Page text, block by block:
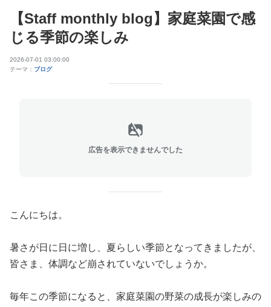
【Staff monthly blog】家庭菜園で感
じる季節の楽しみ
2026-07-01 03:00:00
テーマ： ブログ
広告を表示できませんでした
こんにちは。
暑さが日に日に増し、夏らしい季節となってきましたが、
皆さま、体調など崩されていないでしょうか。
毎年この季節になると、家庭菜園の野菜の成長が楽しみの